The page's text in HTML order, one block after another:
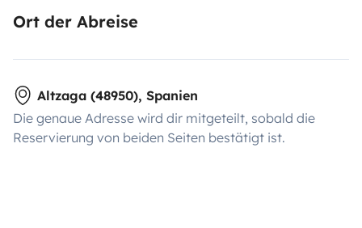
Ort der Abreise
Altzaga (48950), Spanien
Die genaue Adresse wird dir mitgeteilt, sobald die
Reservierung von beiden Seiten bestätigt ist.